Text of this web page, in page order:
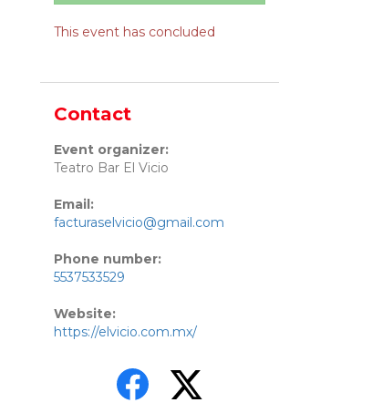
This event has concluded
Contact
Event organizer:
Teatro Bar El Vicio
Email:
facturaselvicio@gmail.com
Phone number:
5537533529
Website:
https://elvicio.com.mx/